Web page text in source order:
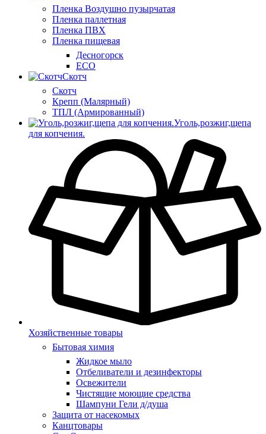
Пленка Воздушно пузырчатая
Пленка паллетная
Пленка ПВХ
Пленка пищевая
Десногорск
ECO
Скотч
Скотч
Крепп (Малярный)
ТПЛ (Армированный)
Уголь,розжиг,щепа
для копчения.
Хозяйственные товары
Бытовая химия
Жидкое мыло
Отбеливатели и дезинфекторы
Освежители
Чистящие моющие средства
Шампуни Гели д/душа
Защита от насекомых
Канцтовары